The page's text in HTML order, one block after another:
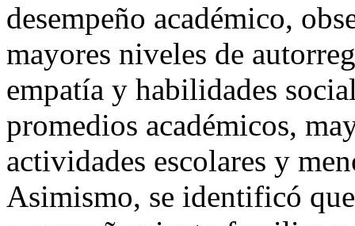
desempeño académico,
mayores niveles de
empatía y habilidades
promedios académicos,
actividades escolares y
Asimismo, se identificó